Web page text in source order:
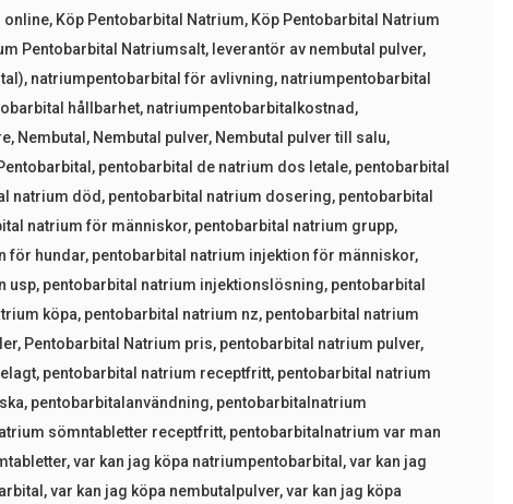
online, Köp Pentobarbital Natrium, Köp Pentobarbital Natrium
Pentobarbital Natriumsalt, leverantör av nembutal pulver,
, natriumpentobarbital för avlivning, natriumpentobarbital
hållbarhet, natriumpentobarbitalkostnad ,
, Nembutal , Nembutal pulver, Nembutal pulver till salu,
, pentobarbital de natrium dos letale, pentobarbital
natrium död , pentobarbital natrium dosering, pentobarbital
natrium för människor, pentobarbital natrium grupp,
för hundar, pentobarbital natrium injektion för människor,
usp, pentobarbital natrium injektionslösning, pentobarbital
köpa, pentobarbital natrium nz, pentobarbital natrium
, Pentobarbital Natrium pris, pentobarbital natrium pulver,
, pentobarbital natrium receptfritt, pentobarbital natrium
, pentobarbitalanvändning, pentobarbitalnatrium
sömntabletter receptfritt, pentobarbitalnatrium var man
,var kan jag köpa natriumpentobarbital ,var kan jag
,var kan jag köpa nembutalpulver,var kan jag köpa